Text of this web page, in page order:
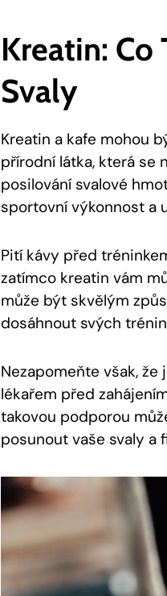
Kreatin: Co
Svaly
Kreatin a kafe mohou
přírodní látka, která se
posilování svalové
sportovní výkonnost a
Pití kávy před
zatímco kreatin vám
může být skvělým
dosáhnout svých
Nezapomeňte však,
lékařem před
takovou podporou
posunout vaše svaly a